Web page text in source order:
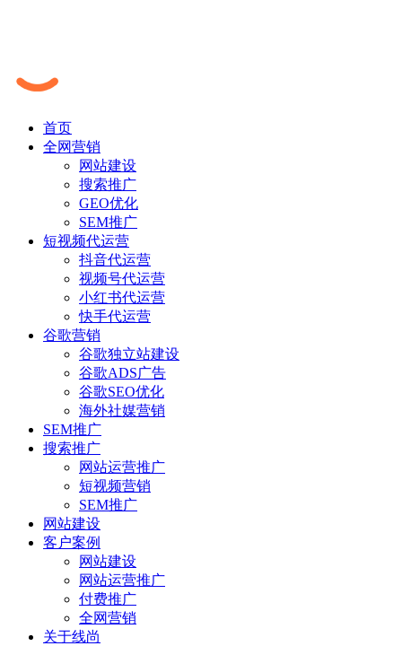
首页
全网营销
网站建设
搜索推广
GEO优化
SEM推广
短视频代运营
抖音代运营
视频号代运营
小红书代运营
快手代运营
谷歌营销
谷歌独立站建设
谷歌ADS广告
谷歌SEO优化
海外社媒营销
SEM推广
搜索推广
网站运营推广
短视频营销
SEM推广
网站建设
客户案例
网站建设
网站运营推广
付费推广
全网营销
关于线尚